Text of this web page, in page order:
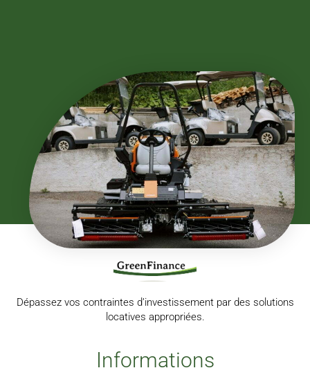
Dépassez vos contraintes d’investissement par des solutions
locatives appropriées.
Informations